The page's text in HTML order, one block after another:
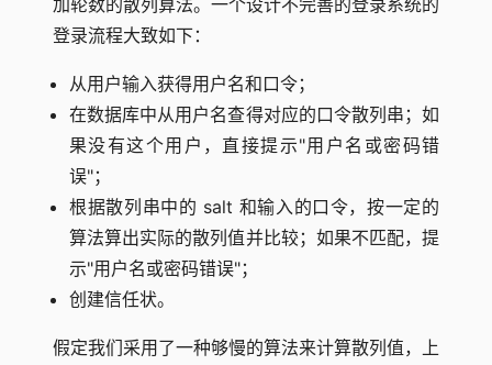
加轮数的散列算法。一个设计不完善的登录系统的
登录流程大致如下：
从用户输入获得用户名和口令；
在数据库中从用户名查得对应的口令散列串；如
果没有这个用户，直接提示"用户名或密码错
误"；
根据散列串中的 salt 和输入的口令，按一定的
算法算出实际的散列值并比较；如果不匹配，提
示"用户名或密码错误"；
创建信任状。
假定我们采用了一种够慢的算法来计算散列值，上